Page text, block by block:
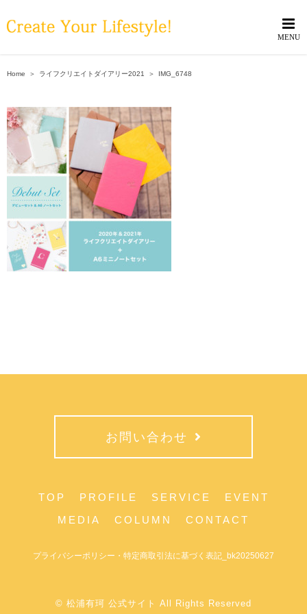
to
Home ＞ ライフクリエイトダイアリー2021 ＞ IMG_6748
お問い合わせ
TOP PROFILE SERVICE
EVENT
MEDIA
COLUMN CONTACT
プライバシーポリシー・特定商取引法に基づく表記_bk20250627
© 松浦有珂 公式サイト All Rights Reserved